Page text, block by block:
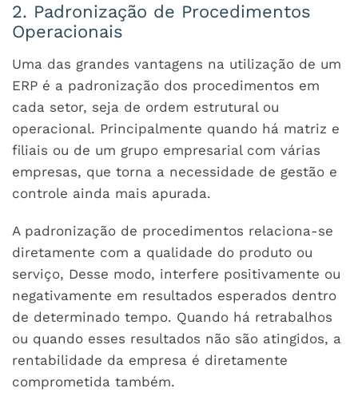
2. Padronização de Procedimentos
Operacionais
Uma das grandes vantagens na utilização de um
ERP é a padronização dos procedimentos em
cada setor, seja de ordem estrutural ou
operacional. Principalmente quando há matriz e
filiais ou de um grupo empresarial com várias
empresas, que torna a necessidade de gestão e
controle ainda mais apurada.
A padronização de procedimentos relaciona-se
diretamente com a qualidade do produto ou
serviço, Desse modo, interfere positivamente ou
negativamente em resultados esperados dentro
de determinado tempo. Quando há retrabalhos
ou quando esses resultados não são atingidos, a
rentabilidade da empresa é diretamente
comprometida também.